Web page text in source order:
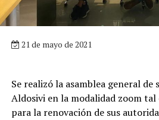
21 de mayo de 2021
Se realizó la asamblea general
Aldosivi en la modalidad zoom tal
para la renovación de sus